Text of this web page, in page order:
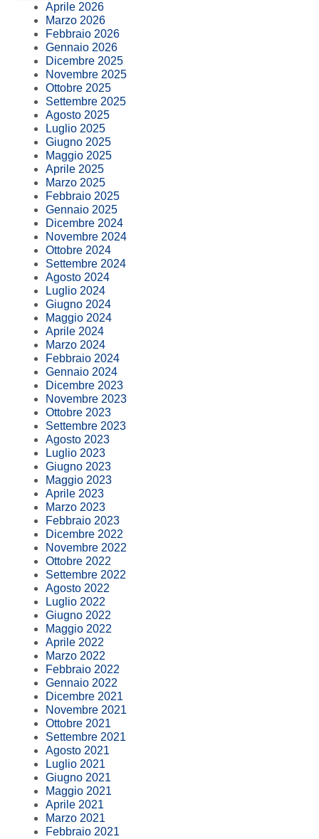
Aprile 2026
Marzo 2026
Febbraio 2026
Gennaio 2026
Dicembre 2025
Novembre 2025
Ottobre 2025
Settembre 2025
Agosto 2025
Luglio 2025
Giugno 2025
Maggio 2025
Aprile 2025
Marzo 2025
Febbraio 2025
Gennaio 2025
Dicembre 2024
Novembre 2024
Ottobre 2024
Settembre 2024
Agosto 2024
Luglio 2024
Giugno 2024
Maggio 2024
Aprile 2024
Marzo 2024
Febbraio 2024
Gennaio 2024
Dicembre 2023
Novembre 2023
Ottobre 2023
Settembre 2023
Agosto 2023
Luglio 2023
Giugno 2023
Maggio 2023
Aprile 2023
Marzo 2023
Febbraio 2023
Dicembre 2022
Novembre 2022
Ottobre 2022
Settembre 2022
Agosto 2022
Luglio 2022
Giugno 2022
Maggio 2022
Aprile 2022
Marzo 2022
Febbraio 2022
Gennaio 2022
Dicembre 2021
Novembre 2021
Ottobre 2021
Settembre 2021
Agosto 2021
Luglio 2021
Giugno 2021
Maggio 2021
Aprile 2021
Marzo 2021
Febbraio 2021